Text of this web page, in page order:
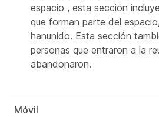
espacio , esta sección
que forman parte del
hanunido. Esta sección
personas que entraron a la
abandonaron.
Móvil